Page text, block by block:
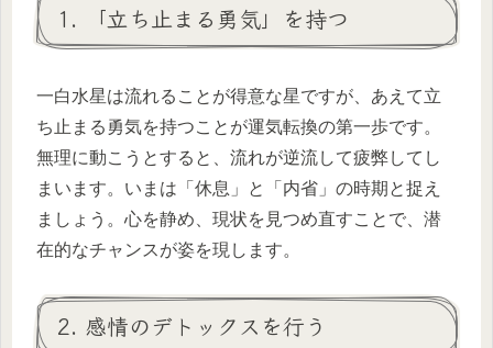
1. 「立ち止まる勇気」を持つ
一白水星は流れることが得意な星ですが、あえて立
ち止まる勇気を持つことが運気転換の第一歩です。
無理に動こうとすると、流れが逆流して疲弊してし
まいます。いまは「休息」と「内省」の時期と捉え
ましょう。心を静め、現状を見つめ直すことで、潜
在的なチャンスが姿を現します。
2. 感情のデトックスを行う